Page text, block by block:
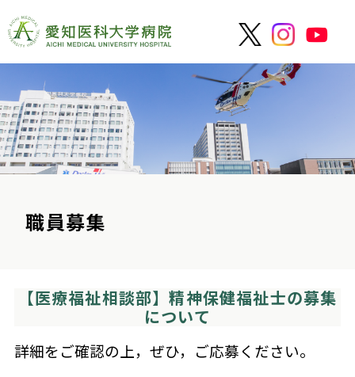
職員募集
【医療福祉相談部】精神保健福祉士の募集
について
詳細をご確認の上，ぜひ，ご応募ください。